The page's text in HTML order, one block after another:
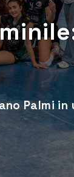
Palmi in